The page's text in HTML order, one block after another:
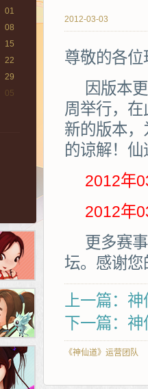
01
08
15
22
29
05
2012-03-03
尊敬的各位
因版本更
周举行，
新的版本
的谅解！
2012年
2012年
更多赛事
坛。感谢
上一篇：
下一篇：
《神仙道》运营团队